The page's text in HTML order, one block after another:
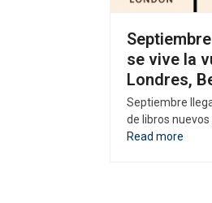
se vive la
Londres,
Septiembre
de libros nuevos
Read more